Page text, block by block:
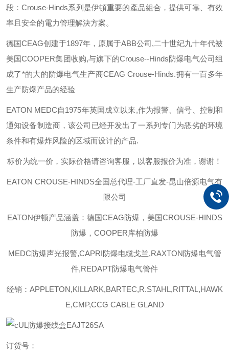
段：Crouse-Hinds系列是伊頓重要的產品組合，提供可靠、有效
率且安全的電力管理解決方案。
德国CEAG创建于1897年，原属于ABB公司,二十世纪九十年代被
美国COOPER集团收购,与旗下的Crouse--Hinds防爆电气公司组
成了*的大的防爆电气生产商CEAG Crouse-Hinds.拥有一百多年
生产防爆产品的经验
EATON MEDC自1975年英国成立以来,作为报警、信号、控制和
通知设备制造商，该公司已经开发出了一系列专门为恶劣的环境
条件和有爆炸风险的区域而设计的产品.
标价为统一价，实际价格请咨询客服，以客服报价为准，谢谢！
EATON CROUSE-HINDS全国总代理-工厂直发-昆山倍源电气有
限公司
EATON伊顿产品涵盖：德国CEAG防爆，美国CROUSE-HINDS
防爆，COOPER库柏防爆
MEDC防爆声光报警,CAPRI防爆电缆戈兰,RAXTON防爆电气管
件,REDAPT防爆电气管件
经销：APPLETON,KILLARK,BARTEC,R.STAHL,RITTAL,HAWK
E,CMP,CCG CABLE GLAND
订货号：